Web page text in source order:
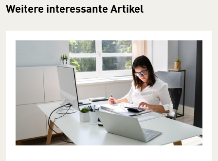
Weitere interessante Artikel